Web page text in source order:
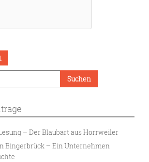
– Der Blaubart aus Horrweiler
Bingerbrück – Ein Unternehmen